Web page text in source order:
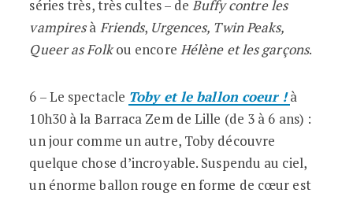
séries très, très cultes – deBuffy contre les
vampiresà Friends, Urgences, Twin Peaks,
Queer as Folkou encore Hélène et les garçons.
6 – Le spectacle Toby et le ballon coeur ! à
10h30 à la Barraca Zem de Lille (de 3 à 6 ans) :
un jour comme un autre, Toby découvre
quelque chose d’incroyable. Suspendu au ciel,
un énorme ballon rouge en forme de cœur est